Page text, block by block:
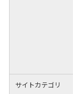
サイトカテゴリ